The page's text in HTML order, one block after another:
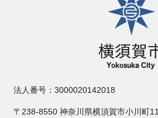
法人番号：3000020142018
〒238-8550 神奈川県横須賀市小川町11